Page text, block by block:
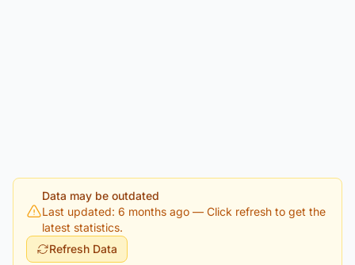
Data may be outdated
Last updated: 6 months ago — Click refresh to get the
latest statistics.
Refresh Data